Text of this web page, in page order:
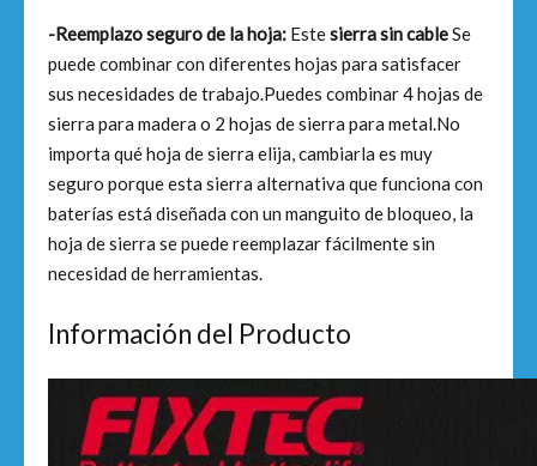
-Reemplazo seguro de la hoja: Estesierra sin cableSe
puede combinar con diferentes hojas para satisfacer
sus necesidades de trabajo.Puedes combinar 4 hojas de
sierra para madera o 2 hojas de sierra para metal.No
importa qué hoja de sierra elija, cambiarla es muy
seguro porque esta sierra alternativa que funciona con
baterías está diseñada con un manguito de bloqueo, la
hoja de sierra se puede reemplazar fácilmente sin
necesidad de herramientas.
Información del Producto